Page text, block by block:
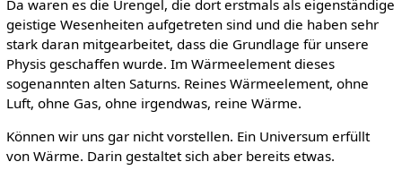
Da waren es die Urengel, die dort erstmals als eigenständige
geistige Wesenheiten aufgetreten sind und die haben sehr
stark daran mitgearbeitet, dass die Grundlage für unsere
Physis geschaffen wurde. Im Wärmeelement dieses
sogenannten alten Saturns. Reines Wärmeelement, ohne
Luft, ohne Gas, ohne irgendwas, reine Wärme.
Können wir uns gar nicht vorstellen. Ein Universum erfüllt
von Wärme. Darin gestaltet sich aber bereits etwas.